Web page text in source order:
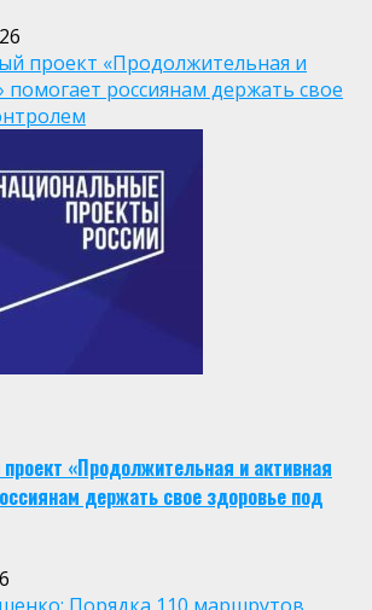
проект «Продолжительная и
помогает россиянам держать свое
«Продолжительная и активная
держать свое здоровье под